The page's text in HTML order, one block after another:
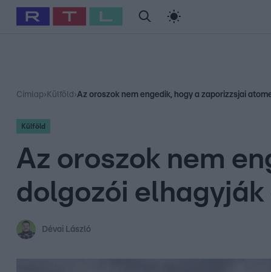
Babits Marcella Szellő István Most Wanted
Címlap› Külföld ›Az oroszok nem engedik, hogy a zaporizzsjai
Külföld
Az oroszok nem
dolgozói
Dévai László